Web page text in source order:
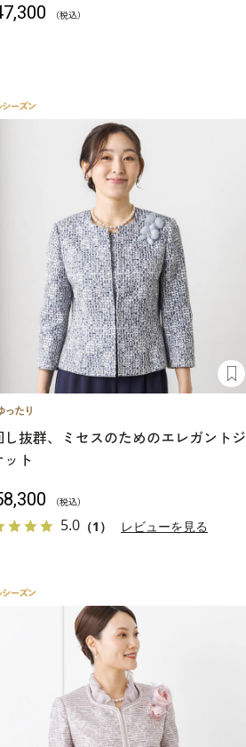
（税込）
し抜群、ミセスのためのエレガントジ
ット
（税込）
5.0（1） レビューを見る